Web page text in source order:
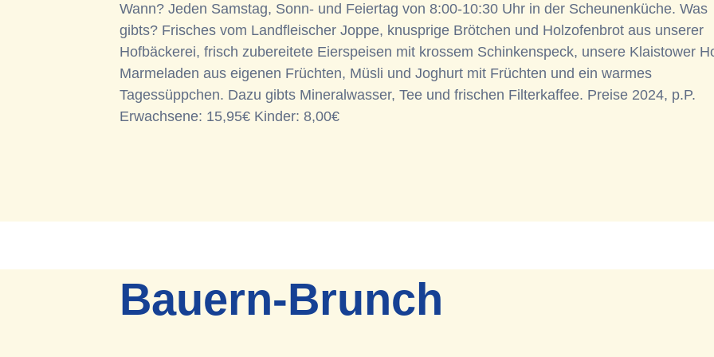
Wann? Jeden Samstag, Sonn- und Feiertag von 8:00-10:30 Uhr in der Scheunenküche. Was
gibts? Frisches vom Landfleischer Joppe, knusprige Brötchen und Holzofenbrot aus unserer
Hofbäckerei, frisch zubereitete Eierspeisen mit krossem Schinkenspeck, unsere Klaistower
Marmeladen aus eigenen Früchten, Müsli und Joghurt mit Früchten und ein warmes
Tagessüppchen. Dazu gibts Mineralwasser, Tee und frischen Filterkaffee. Preise 2024, p.P.
Erwachsene: 15,95€ Kinder: 8,00€
Bauern-Brunch